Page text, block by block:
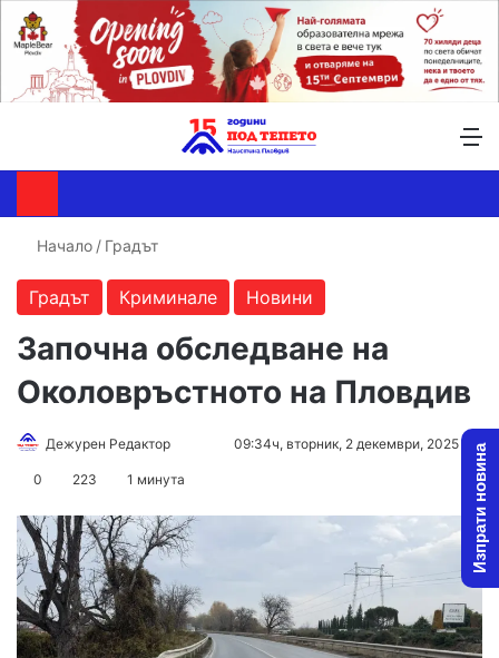
Начало / Градът
Градът Криминале Новини
Започна обследване на
Околовръстното на Пловдив
Дежурен Редактор
Send09:34ч, вторник, 2 декември, 2025
0 223 1 минута Изпрати новина